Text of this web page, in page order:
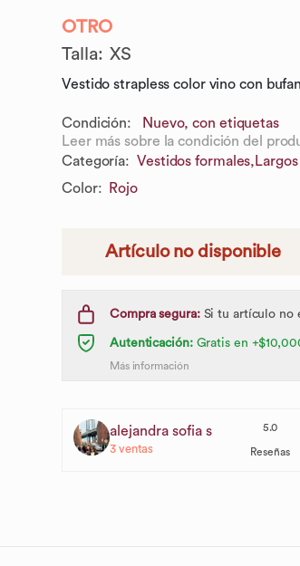
OTRO
Talla: XS
Vestido strapless color vino con
Condición:
Nuevo, con etiquetas
Leer más sobre la condición del
Categoría: Vestidos formales, Largos
Color: Rojo
Artículo no disponible
Compra segura:Si tu artículo no
Autenticación:Gratis en
Más información
alejandra sofia s
3ventas
5.0
Reseñas